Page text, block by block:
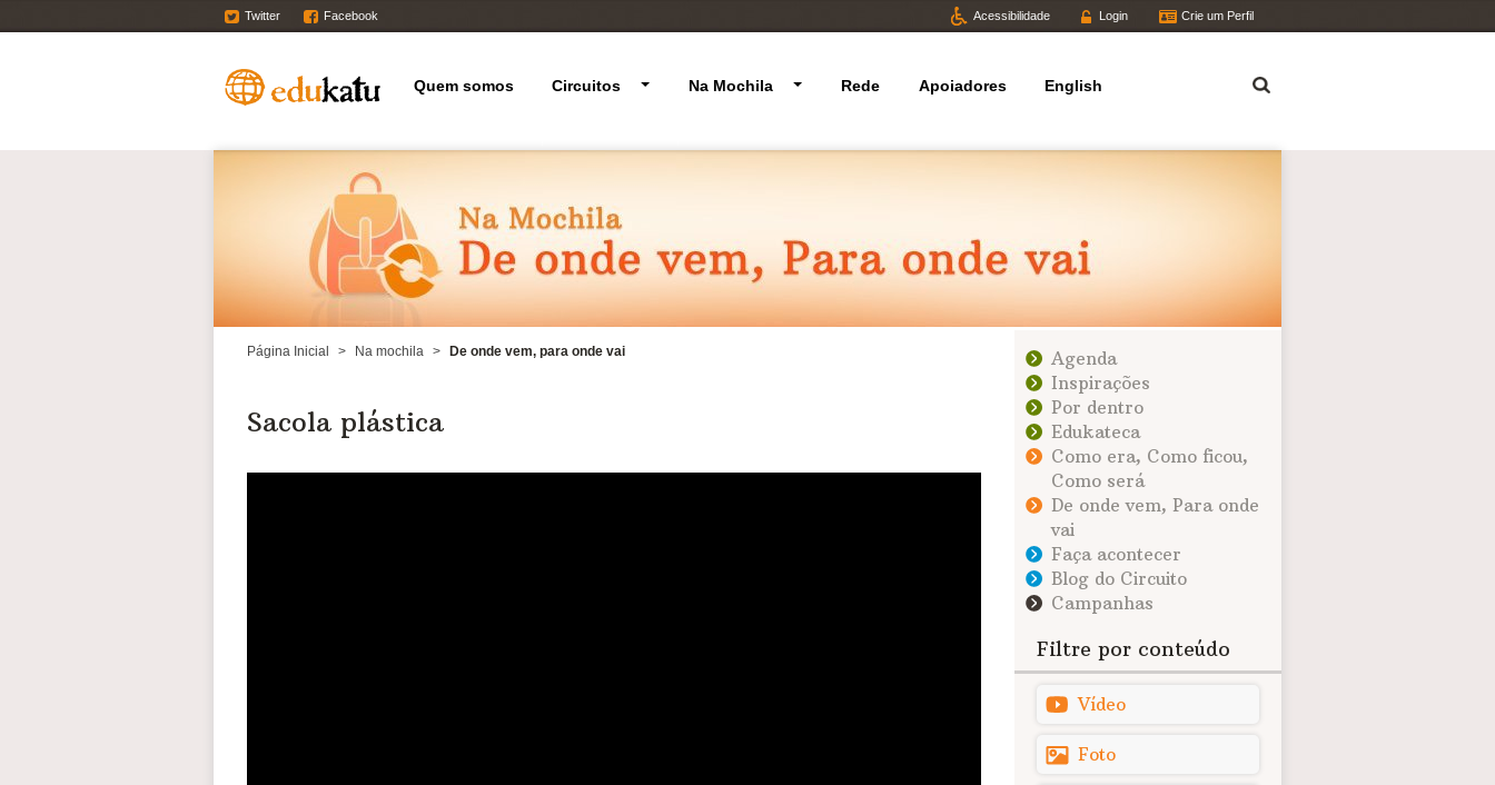
Twitter Facebook Acessibilidade Login Crie um Perfil
Quem somos Circuitos Na Mochila Rede Apoiadores English Termo
Página Inicial > Na mochila > De onde vem, para onde vai
Sacola plástica
Agenda
Inspirações
Por dentro
Edukateca
Como era, Como ficou,
Como será
De onde vem, Para onde
vai
Faça acontecer
Blog do Circuito
Campanhas
Filtre por conteúdo
Vídeo
Foto